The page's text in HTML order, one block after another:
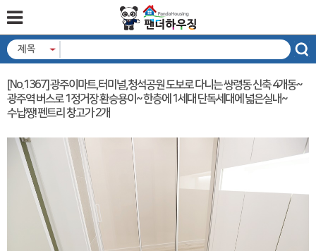
제목
[No.1367] 광주이마트,터미널,청석공원 도보로 다니는 쌍령동 신축 4개동~
광주역 버스로 1정거장 환승용이~ 한층에 1세대 단독세대에 넓은실내~
수납짱! 펜트리 창고가 2개